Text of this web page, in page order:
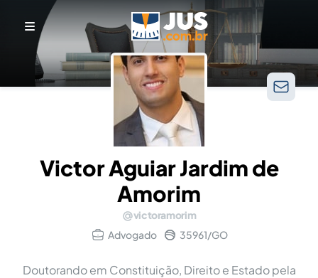
Victor Aguiar Jardim de
Amorim
victoramorim
Advogado
35961/GO
Doutorando em Constituição, Direito e Estado pela